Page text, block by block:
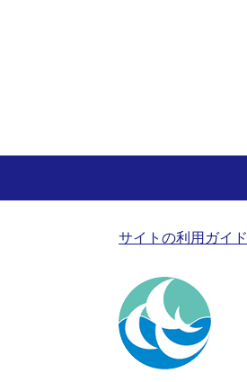
サイトの利用ガイド